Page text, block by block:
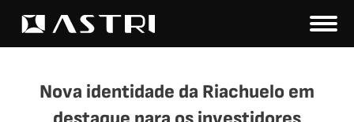
Nova identidade da Riachuelo em